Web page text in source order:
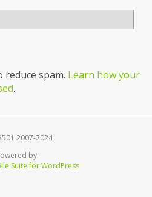
reduce spam. Learn how your
.
2007-2024
by
Suite for WordPress